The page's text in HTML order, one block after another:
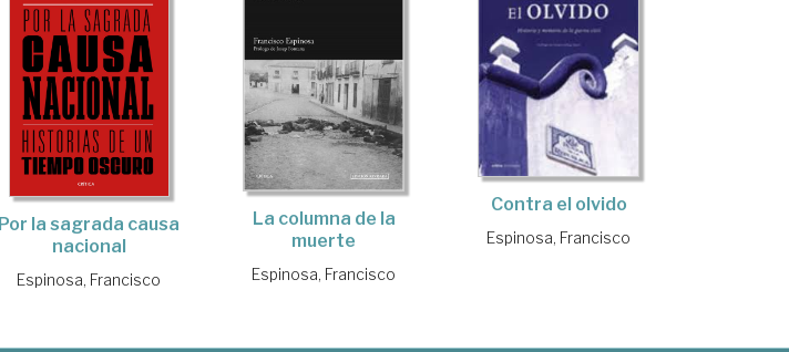
Por la sagrada causa
nacional
Espinosa, Francisco
La columna de la
muerte
Espinosa, Francisco
Contra el olvido
Espinosa, Francisco